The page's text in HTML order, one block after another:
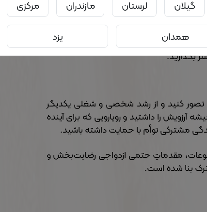
نیازهای مراقبتیِ بهداشتی است به درک و
بهداشتی و برنامه‌های مدیریت چالش‌های
بگذارید.
تصور کنید و از رشد شخصی و شغلی یکدیگر
را داشتید و رویارویی که برای آینده
مقدماتِ حتمی ازدواجی رضایت‌بخش و
بنا شده است.
گیلان لرستان مازندران
مرکزی
همدان یزد